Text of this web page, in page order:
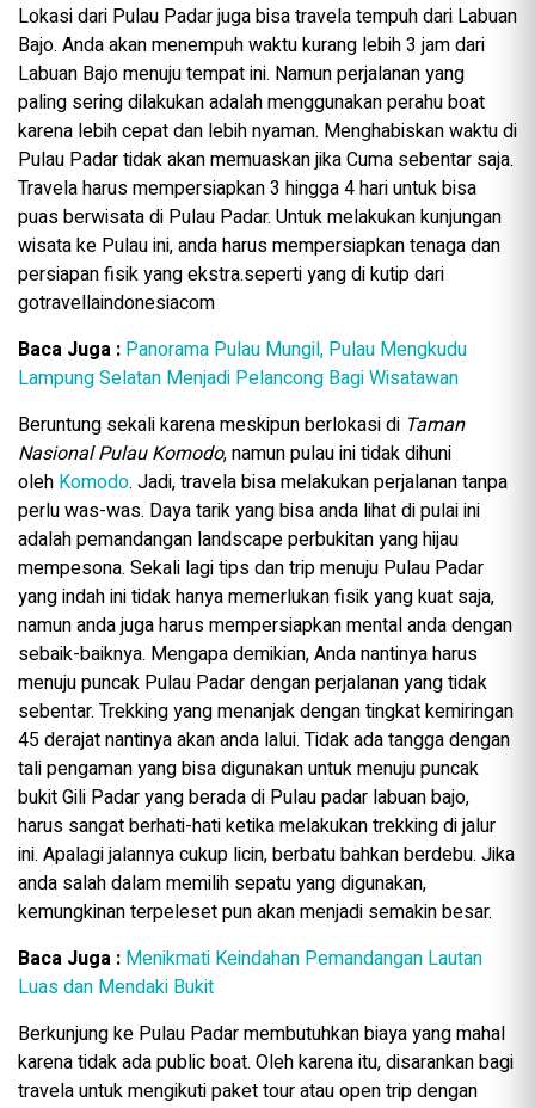
Lokasi dari Pulau Padar juga bisa travela tempuh dari Labuan
Bajo. Anda akan menempuh waktu kurang lebih 3 jam dari
Labuan Bajo menuju tempat ini. Namun perjalanan yang
paling sering dilakukan adalah menggunakan perahu boat
karena lebih cepat dan lebih nyaman. Menghabiskan waktu di
Pulau Padar tidak akan memuaskan jika Cuma sebentar saja.
Travela harus mempersiapkan 3 hingga 4 hari untuk bisa
puas berwisata di Pulau Padar. Untuk melakukan kunjungan
wisata ke Pulau ini, anda harus mempersiapkan tenaga dan
persiapan fisik yang ekstra.seperti yang di kutip dari
gotravellaindonesiacom
Baca Juga : Panorama Pulau Mungil, Pulau Mengkudu
Lampung Selatan Menjadi Pelancong Bagi Wisatawan
Beruntung sekali karena meskipun berlokasi di Taman
Nasional Pulau Komodo, namun pulau ini tidak dihuni
oleh Komodo. Jadi, travela bisa melakukan perjalanan tanpa
perlu was-was. Daya tarik yang bisa anda lihat di pulai ini
adalah pemandangan landscape perbukitan yang hijau
mempesona. Sekali lagi tips dan trip menuju Pulau Padar
yang indah ini tidak hanya memerlukan fisik yang kuat saja,
namun anda juga harus mempersiapkan mental anda dengan
sebaik-baiknya. Mengapa demikian, Anda nantinya harus
menuju puncak Pulau Padar dengan perjalanan yang tidak
sebentar. Trekking yang menanjak dengan tingkat kemiringan
45 derajat nantinya akan anda lalui. Tidak ada tangga dengan
tali pengaman yang bisa digunakan untuk menuju puncak
bukit Gili Padar yang berada di Pulau padar labuan bajo,
harus sangat berhati-hati ketika melakukan trekking di jalur
ini. Apalagi jalannya cukup licin, berbatu bahkan berdebu. Jika
anda salah dalam memilih sepatu yang digunakan,
kemungkinan terpeleset pun akan menjadi semakin besar.
Baca Juga : Menikmati Keindahan Pemandangan Lautan
Luas dan Mendaki Bukit
Berkunjung ke Pulau Padar membutuhkan biaya yang mahal
karena tidak ada public boat. Oleh karena itu, disarankan bagi
travela untuk mengikuti paket tour atau open trip dengan